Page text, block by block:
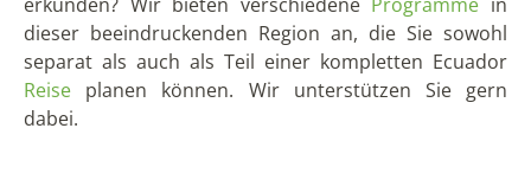
Regenwald(26)Reisetips(48)
Rezept(9)Tagestour Quito(15)Vulkan(12)
Wandern & Trekking